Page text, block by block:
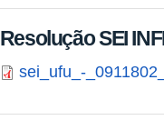
Resolução SEI
sei_ufu_-